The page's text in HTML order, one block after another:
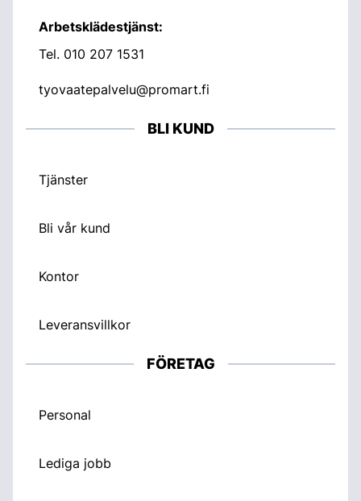
Arbetsklädestjänst:
Tel. 010 207 1531
tyovaatepalvelu@promart.fi
BLI KUND
Tjänster
Bli vår kund
Kontor
Leveransvillkor
FÖRETAG
Personal
Lediga jobb